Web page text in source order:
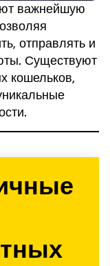
важнейшую
отправлять и
Существуют
кошельков,